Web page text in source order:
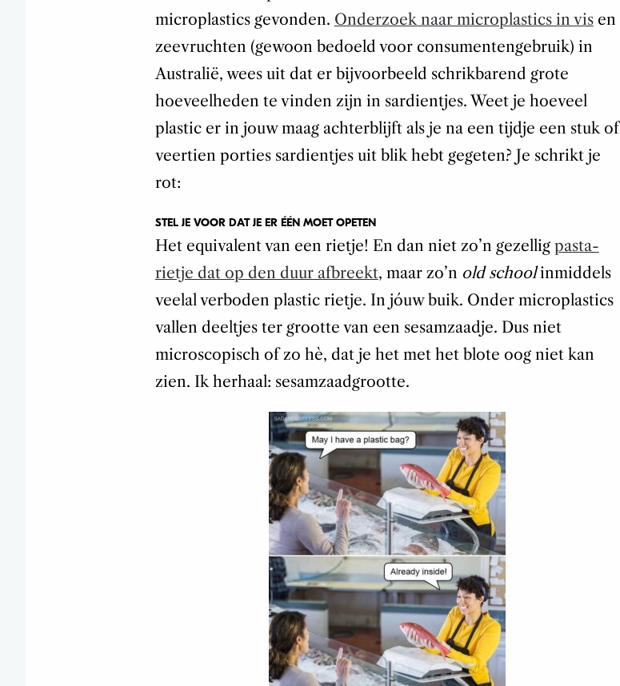
microplastics gevonden. Onderzoek naar microplastics in visen
zeevruchten (gewoon bedoeld voor consumentengebruik) in
Australië, wees uit dat er bijvoorbeeld schrikbarend grote
hoeveelheden te vinden zijn in sardientjes. Weet je hoeveel
plastic er in jouw maag achterblijft als je na een tijdje een stuk of
veertien porties sardientjes uit blik hebt gegeten? Je schrikt je
rot:
STEL JE VOOR DAT JE ER ÉÉN MOET OPETEN
Het equivalent van een rietje! En dan niet zo’n gezellig pasta-
rietje dat op den duur afbreekt, maar zo’n old schoolinmiddels
veelal verboden plastic rietje. In jóuw buik. Onder microplastics
vallen deeltjes ter grootte van een sesamzaadje. Dus niet
microscopisch of zo hè, dat je het met het blote oog niet kan
zien. Ik herhaal: sesamzaadgrootte.